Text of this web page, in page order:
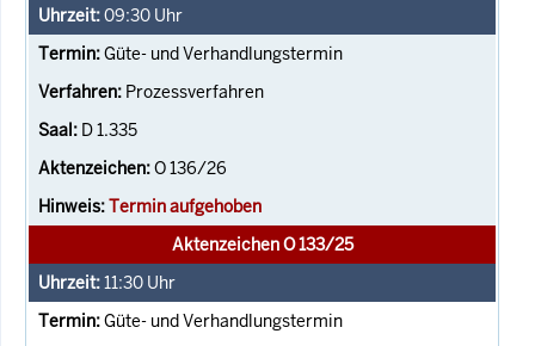
09:30 Uhr
Güte- und Verhandlungstermin
Prozessverfahren
D 1.335
O 136/26
Termin aufgehoben
Aktenzeichen O 133/25
11:30 Uhr
Güte- und Verhandlungstermin